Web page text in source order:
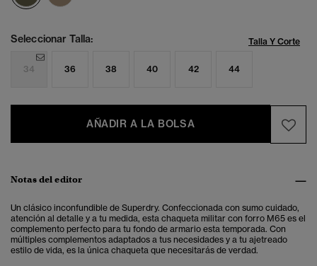
Seleccionar Talla: Talla Y Corte
34 36 38 40 42 44
AÑADIR A LA BOLSA
Notas del editor
Un clásico inconfundible de Superdry. Confeccionada con sumo cuidado,
atención al detalle y a tu medida, esta chaqueta militar con forro M65 es el
complemento perfecto para tu fondo de armario esta temporada. Con
múltiples complementos adaptados a tus necesidades y a tu ajetreado
estilo de vida, es la única chaqueta que necesitarás de verdad.